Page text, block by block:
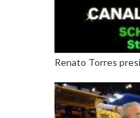
Renato Torres